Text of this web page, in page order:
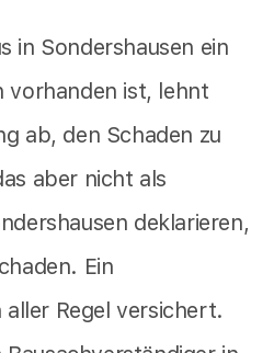
in Sondershausen ein
vorhanden ist, lehnt
ab, den Schaden zu
aber nicht als
deklarieren,
Ein
Regel versichert.